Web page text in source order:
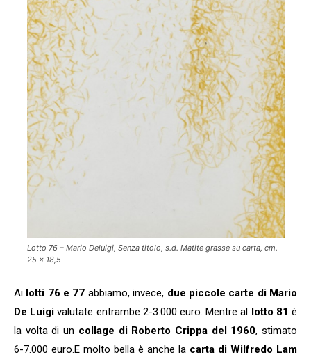
Lotto 76 – Mario Deluigi, Senza titolo, s.d. Matite grasse su carta, cm.
25 x 18,5
Ai lotti 76 e 77 abbiamo, invece, due piccole carte di Mario
De Luigi valutate entrambe 2-3.000 euro. Mentre al lotto 81 è
la volta di un collage di Roberto Crippa del 1960, stimato
6-7.000 euro.E molto bella è anche la carta di Wilfredo Lam